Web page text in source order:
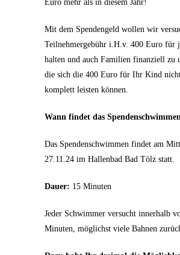
Euro mehr als in diesem Jahr!
Mit dem Spendengeld wollen wir
Teilnehmergebühr i.H.v. 400 Euro für
halten und auch Familien finanziell zu
die sich die 400 Euro für Ihr Kind
komplett leisten können.
Wann findet das
Das Spendenschwimmen findet am
27.11.24 im Hallenbad Bad Tölz statt.
Dauer: 15 Minuten
Jeder Schwimmer versucht innerhalb
Minuten, möglichst viele Bahnen